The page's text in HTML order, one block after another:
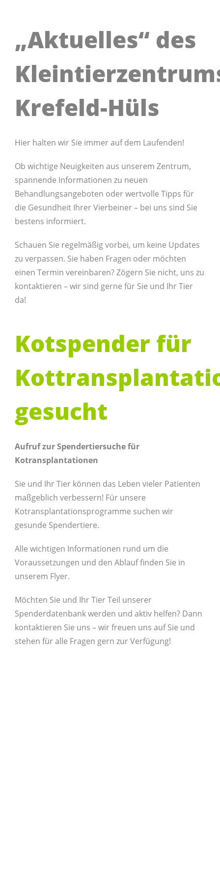
Impressum
„Aktuelles“ des
Krefeld-Hüls
Hier halten wir Sie immer auf dem Laufenden!
Ob wichtige Neuigkeiten aus unserem Zentrum,
spannende Informationen zu neuen
Behandlungsangeboten oder wertvolle Tipps für
die Gesundheit Ihrer Vierbeiner – bei uns sind Sie
bestens informiert.
Schauen Sie regelmäßig vorbei, um keine Updates
zu verpassen. Sie haben Fragen oder möchten
einen Termin vereinbaren? Zögern Sie nicht, uns zu
kontaktieren – wir sind gerne für Sie und Ihr Tier
da!
Kotspender für
gesucht
Aufruf zur Spendertiersuche für
Kotransplantationen
Sie und Ihr Tier können das Leben vieler Patienten
maßgeblich verbessern! Für unsere
Kotransplantationsprogramme suchen wir
gesunde Spendertiere.
Alle wichtigen Informationen rund um die
Voraussetzungen und den Ablauf finden Sie in
unserem Flyer.
Möchten Sie und Ihr Tier Teil unserer
Spenderdatenbank werden und aktiv helfen? Dann
kontaktieren Sie uns – wir freuen uns auf Sie und
stehen für alle Fragen gern zur Verfügung!